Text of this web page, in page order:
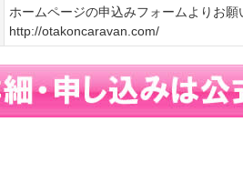
ホームページの申込みフォームよりお願
http://otakoncaravan.com/